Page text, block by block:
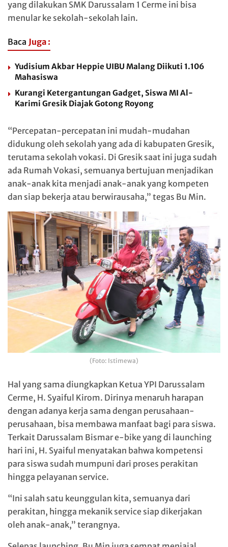
yang dilakukan SMK Darussalam 1 Cerme ini bisa
menular ke sekolah-sekolah lain.
Baca Juga :
Yudisium Akbar Heppie UIBU Malang Diikuti 1.106
Mahasiswa
Kurangi Ketergantungan Gadget, Siswa MI Al-
Karimi Gresik Diajak Gotong Royong
“Percepatan-percepatan ini mudah-mudahan
didukung oleh sekolah yang ada di kabupaten Gresik,
terutama sekolah vokasi. Di Gresik saat ini juga sudah
ada Rumah Vokasi, semuanya bertujuan menjadikan
anak-anak kita menjadi anak-anak yang kompeten
dan siap bekerja atau berwirausaha,” tegas Bu Min.
(Foto: Istimewa)
Hal yang sama diungkapkan Ketua YPI Darussalam
Cerme, H. Syaiful Kirom. Dirinya menaruh harapan
dengan adanya kerja sama dengan perusahaan-
perusahaan, bisa membawa manfaat bagi para siswa.
Terkait Darussalam Bismar e-bike yang di launching
hari ini, H. Syaiful menyatakan bahwa kompetensi
para siswa sudah mumpuni dari proses perakitan
hingga pelayanan service.
“Ini salah satu keunggulan kita, semuanya dari
perakitan, hingga mekanik service siap dikerjakan
oleh anak-anak,” terangnya.